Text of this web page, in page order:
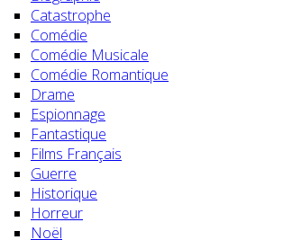
Catastrophe
Comédie
Comédie Musicale
Comédie Romantique
Drame
Espionnage
Fantastique
Films Français
Guerre
Historique
Horreur
Noël